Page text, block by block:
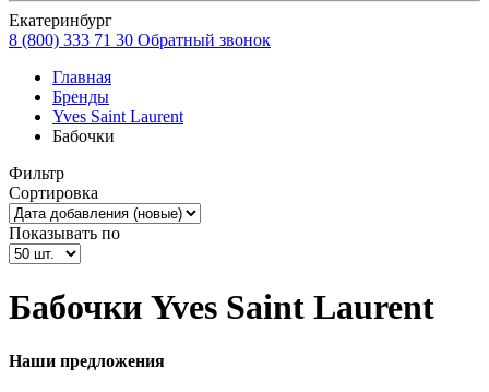
Екатеринбург
8 (800) 333 71 30 Обратный звонок
Главная
Бренды
Yves Saint Laurent
Бабочки
Фильтр
Сортировка
Показывать по
Бабочки Yves Saint Laurent
Наши предложения